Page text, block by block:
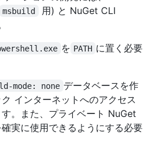
msbuild
用) と NuGet CLI
を PATH に置く必要
mode: none データベースを作
インターネットへのアクセス
。また、プライベート NuGet
実に使用できるようにする必要